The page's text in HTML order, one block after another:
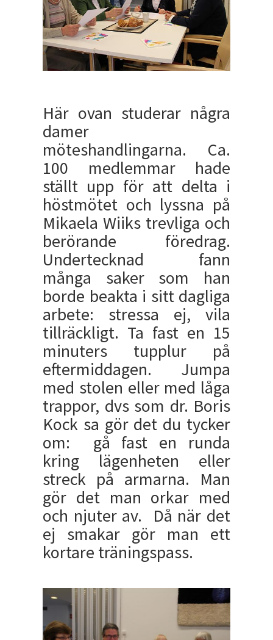
Här ovan studerar några
damer
möteshandlingarna. Ca.
100 medlemmar hade
ställt upp för att delta i
höstmötet och lyssna på
Mikaela Wiiks trevliga och
berörande föredrag.
Undertecknad fann
många saker som han
borde beakta i sitt dagliga
arbete: stressa ej, vila
tillräckligt. Ta fast en 15
minuters tupplur på
eftermiddagen. Jumpa
med stolen eller med låga
trappor, dvs som dr. Boris
Kock sa gör det du tycker
om: gå fast en runda
kring lägenheten eller
streck på armarna. Man
gör det man orkar med
och njuter av. Då när det
ej smakar gör man ett
kortare träningspass.